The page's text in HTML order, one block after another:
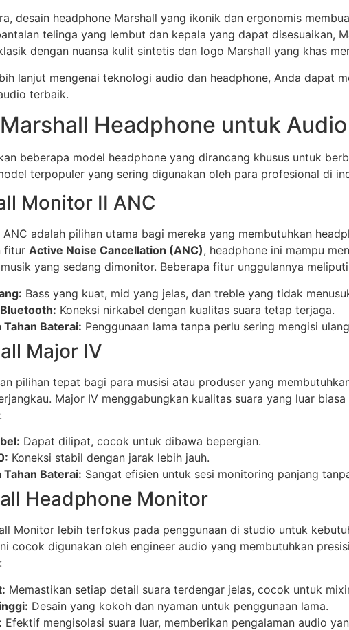
desain headphone Marshall yang ikonik dan ergonomis
telinga yang lembut dan kepala yang dapat disesuaikan,
dengan nuansa kulit sintetis dan logo Marshall yang khas
lanjut mengenai teknologi audio dan headphone, Anda dapat
terbaik.
Headphone untuk
beberapa model headphone yang dirancang khusus untuk
terpopuler yang sering digunakan oleh para profesional di
Monitor II ANC
adalah pilihan utama bagi mereka yang membutuhkan
fitur Active Noise Cancellation (ANC), headphone ini mampu
yang sedang dimonitor. Beberapa fitur unggulannya
Bass yang kuat, mid yang jelas, dan treble yang tidak
Koneksi nirkabel dengan kualitas suara tetap terjaga.
Tahan Baterai: Penggunaan lama tanpa perlu sering mengisi
Major IV
pilihan tepat bagi para musisi atau produser yang
Major IV menggabungkan kualitas suara yang luar
Dapat dilipat, cocok untuk dibawa bepergian.
Koneksi stabil dengan jarak lebih jauh.
Tahan Baterai: Sangat efisien untuk sesi monitoring panjang
Headphone Monitor
Monitor lebih terfokus pada penggunaan di studio untuk
cocok digunakan oleh engineer audio yang membutuhkan
Memastikan setiap detail suara terdengar jelas, cocok untuk
Desain yang kokoh dan nyaman untuk penggunaan lama.
Efektif mengisolasi suara luar, memberikan pengalaman audio